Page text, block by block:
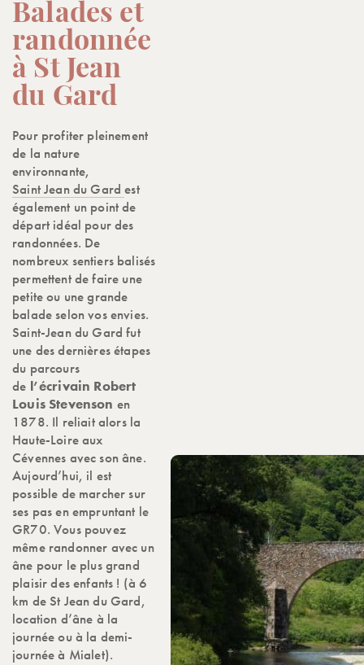
Balades et
randonnée
à St Jean
du Gard
Pour profiter pleinement
de la nature
environnante,
Saint Jean du Gardest
également un point de
départ idéal pour des
randonnées. De
nombreux sentiers balisés
permettent de faire une
petite ou une grande
balade selon vos envies.
Saint-Jean du Gard fut
une des dernières étapes
du parcours
de l’écrivain Robert
Louis Stevenson en
1878. Il reliait alors la
Haute-Loire aux
Cévennes avec son âne.
Aujourd’hui, il est
possible de marcher sur
ses pas en empruntant le
GR70. Vous pouvez
même randonner avec un
âne pour le plus grand
plaisir des enfants ! (à 6
km de St Jean du Gard,
location d’âne à la
journée ou à la demi-
journée à Mialet).